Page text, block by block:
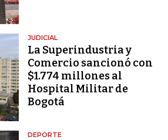
JUDICIAL
La Superindustria y
Comercio sancionó con
$1.774 millones al
Hospital Militar de
Bogotá
DEPORTE